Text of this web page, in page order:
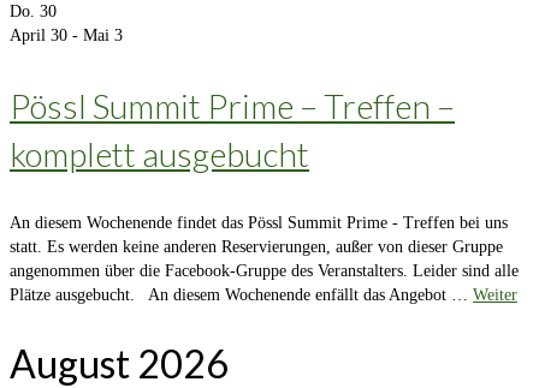
Do. 30
April 30 - Mai 3
Pössl Summit Prime – Treffen –
komplett ausgebucht
An diesem Wochenende findet das Pössl Summit Prime - Treffen bei uns
statt. Es werden keine anderen Reservierungen, außer von dieser Gruppe
angenommen über die Facebook-Gruppe des Veranstalters. Leider sind alle
Plätze ausgebucht. An diesem Wochenende enfällt das Angebot … Weiter
August 2026